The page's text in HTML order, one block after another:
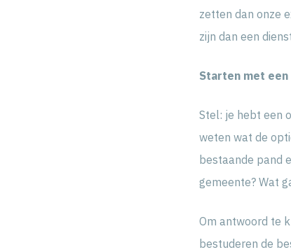
zetten dan onze
zijn dan een
Starten met een
Stel: je hebt een
weten wat de
bestaande pand
gemeente? Wat
Om antwoord te
bestuderen de